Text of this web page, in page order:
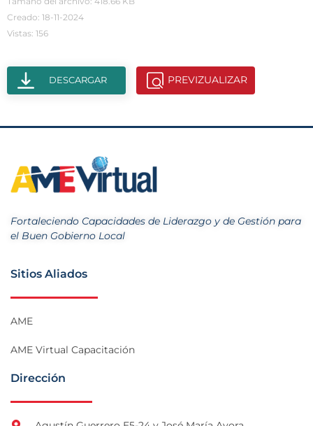
Creado: 18-11-2024
Vistas: 156
DESCARGAR PREVIZUALIZAR
Fortaleciendo Capacidades de Liderazgo y de Gestión para
el Buen Gobierno Local
Sitios Aliados
AME
AME Virtual Capacitación
Dirección